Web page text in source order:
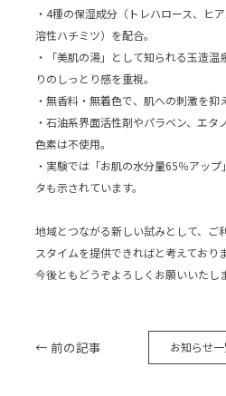
・4種の保湿成分（トレハロース、ヒ
溶性ハチミツ）を配合。
・「美肌の湯」として知られる玉造
りのしっとり感を重視。
・無香料・無着色で、肌への刺激を抑
・石油系界面活性剤やパラベン、エタ
色素は不使用。
・実験では「お肌の水分量65％アッ
タも示されています。
地域とつながる新しい試みとして、ご
スタイムを提供できればと考えておりま
今後ともどうぞよろしくお願いいたしま
← 前の記事 お知らせ